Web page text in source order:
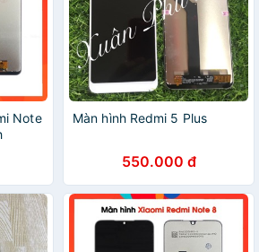
Note
Màn hình Redmi 5 Plus
550.000 đ